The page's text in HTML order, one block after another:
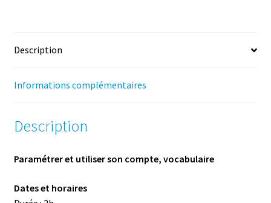
Description
Informations complémentaires
Description
Paramétrer et utiliser son compte, vocabulaire
Dates et horaires